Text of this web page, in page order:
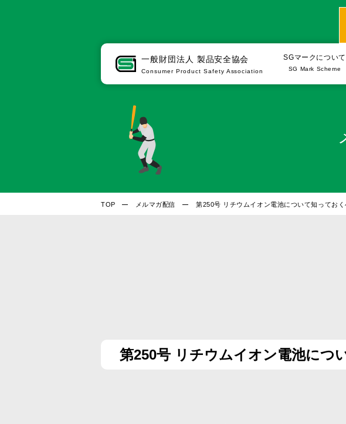
一般財団法人 製品安全協会
Consumer Product Safety Association
SGマークについて
SG Mark Scheme
SGマーク制
TOP メルマガ配信 第250号 リチウムイオン電池について知っておく
第250号 リチウムイオン電池につ